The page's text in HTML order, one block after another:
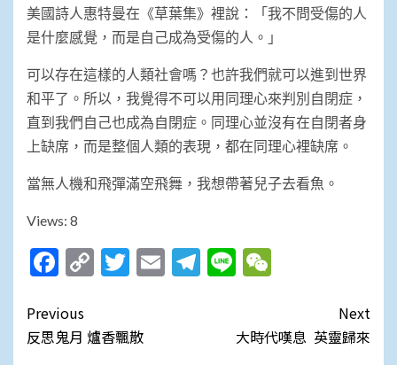
美國詩人惠特曼在《草葉集》裡說：「我不問受傷的人
是什麼感覺，而是自己成為受傷的人。」
可以存在這樣的人類社會嗎？也許我們就可以進到世界
和平了。所以，我覺得不可以用同理心來判別自閉症，
直到我們自己也成為自閉症。同理心並沒有在自閉者身
上缺席，而是整個人類的表現，都在同理心裡缺席。
當無人機和飛彈滿空飛舞，我想帶著兒子去看魚。
Views: 8
Facebook
CopyTwitter
EmailTelegram
Line
Post
navigation
Previous
反思鬼月 爐香飄散
Next
大時代嘆息 英靈歸來